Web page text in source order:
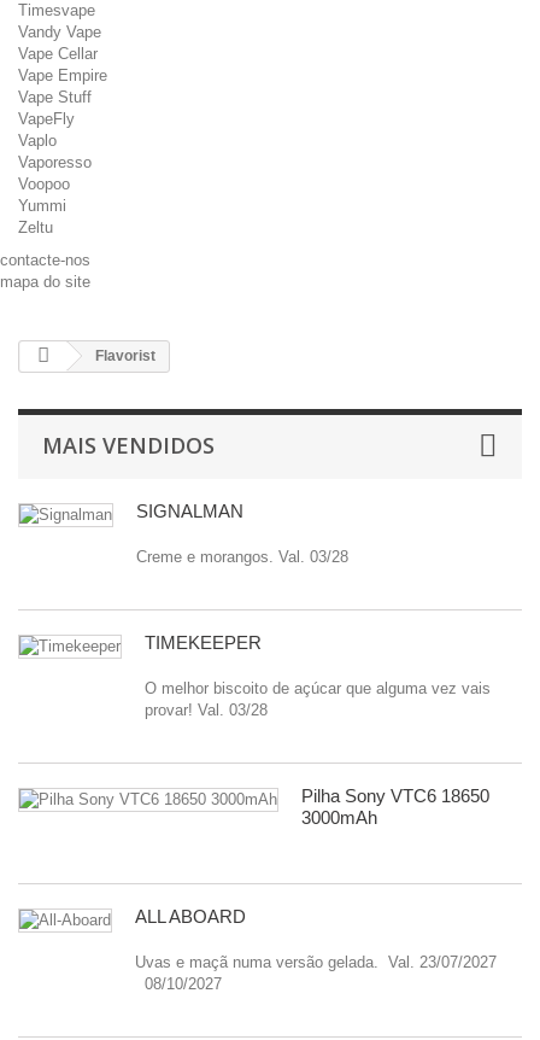
Timesvape
Vandy Vape
Vape Cellar
Vape Empire
Vape Stuff
VapeFly
Vaplo
Vaporesso
Voopoo
Yummi
Zeltu
contacte-nos
mapa do site
Flavorist
MAIS VENDIDOS
SIGNALMAN
Creme e morangos. Val. 03/28
TIMEKEEPER
O melhor biscoito de açúcar que alguma vez vais
provar! Val. 03/28
Pilha Sony VTC6 18650
3000mAh
ALL ABOARD
Uvas e maçã numa versão gelada. Val. 23/07/2027
08/10/2027